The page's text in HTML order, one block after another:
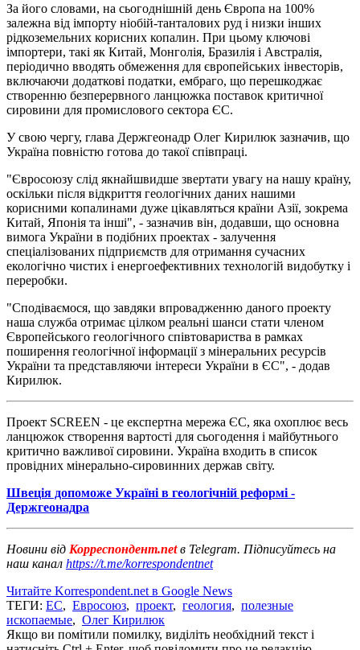
За його словами, на сьогоднішній день Європа на 100%
залежна від імпорту ніобій-танталових руд і низки інших
рідкоземельних корисних копалин. При цьому ключові
імпортери, такі як Китай, Монголія, Бразилія і Австралія,
періодично вводять обмеження для європейських інвесторів,
включаючи додаткові податки, ембраго, що перешкоджає
створенню безперервного ланцюжка поставок критичної
сировини для промислового сектора ЄС.
У свою чергу, глава Держгеонадр Олег Кирилюк зазначив, що
Україна повністю готова до такої співпраці.
"Євросоюзу слід якнайшвидше звертати увагу на нашу країну,
оскільки після відкриття геологічних даних нашими
корисними копалинами дуже цікавляться країни Азії, зокрема
Китай, Японія та інші", - зазначив він, додавши, що основна
вимога України в подібних проектах - залучення
спеціалізованих підприємств для отримання сучасних
екологічно чистих і енергоефективних технологій видобутку і
переробки.
"Сподіваємося, що завдяки впровадженню даного проекту
наша служба отримає цілком реальні шанси стати членом
Європейського геологічного співтовариства в рамках
поширення геологічної інформації з мінеральних ресурсів
України та представляючи інтереси України в ЄС", - додав
Кирилюк.
Проект SCREEN - це експертна мережа ЄС, яка охоплює весь
ланцюжок створення вартості для сьогодення і майбутнього
критично важливої ​​сировини. Україна входить в список
провідних мінерально-сировинних держав світу.
Швеція допоможе Україні в геологічній реформі -
Держгеонадра
Новини від Корреспондент.netв Telegram. Підписуйтесь на
наш канал https://t.me/korrespondentnet
Читайте Korrespondent.net в Google News
ТЕГИ: ЕС, Евросоюз, проект, геология, полезные
ископаемые, Олег Кирилюк
Якщо ви помітили помилку, виділіть необхідний текст і